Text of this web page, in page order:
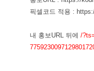
픽셀코드 적용 :
내 홍보URL 뒤에 /